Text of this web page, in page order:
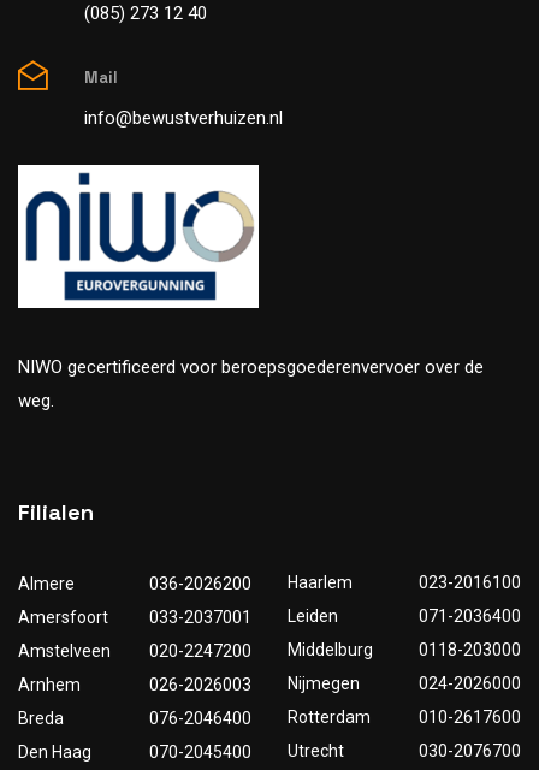
(085) 273 12 40
Mail
info@bewustverhuizen.nl
NIWO gecertificeerd voor beroepsgoederenvervoer over de
weg.
Filialen
Almere
036-2026200
Amersfoort
033-2037001
Amstelveen
020-2247200
Arnhem
026-2026003
Breda
076-2046400
Den Haag
070-2045400
Haarlem
023-2016100
Leiden
071-2036400
Middelburg
0118-203000
Nijmegen
024-2026000
Rotterdam
010-2617600
Utrecht
030-2076700